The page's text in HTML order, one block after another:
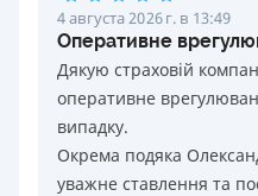
4 августа 2026 г. в 13:49
Оперативне
Дякую страховій
оперативне
випадку.
Окрема подяка
уважне ставлення та